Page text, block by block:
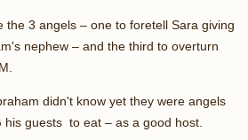
the 3 angels – one to foretell Sara giving
nephew – and the third to overturn
didn't know yet they were angels
his guests to eat – as a good host.